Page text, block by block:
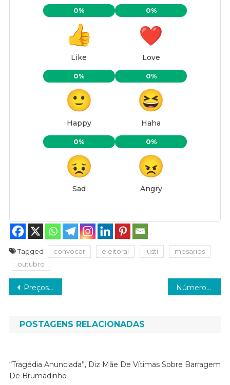
0%
Like
0%
Love
0%
Happy
0%
Haha
0%
Sad
0%
Angry
Tagged convocar eleitoral justi
mesarios
outubro
Navegação
Post
Preços de medicamentos podem variar mais de 2.400% em farmácias de SP Número de acidentes com a rede elétrica cresceu no Brasil em 2025
POSTAGENS RELACIONADAS
“Tragédia Anunciada”, Diz Mãe De Vítimas Sobre Barragem
De Brumadinho